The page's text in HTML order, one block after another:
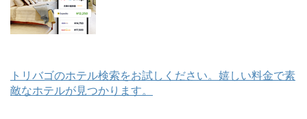
トリバゴのホテル検索をお試しください。嬉しい料金で素
敵なホテルが見つかります。